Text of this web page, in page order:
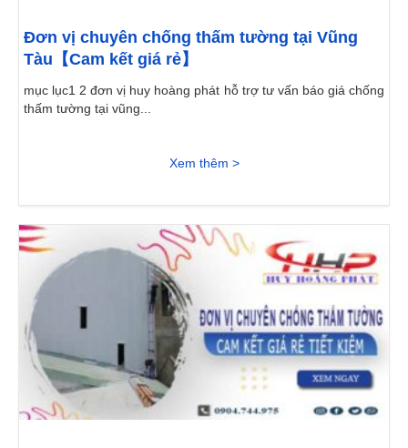
Đơn vị chuyên chống thấm tường tại Vũng
Tàu【Cam kết giá rẻ】
mục lục1 2 đơn vị huy hoàng phát hỗ trợ tư vấn báo giá chống
thấm tường tại vũng...
Xem thêm >